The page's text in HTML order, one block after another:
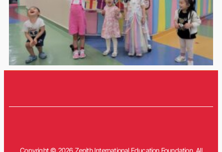
Copyright © 2026 Zenith International Education Foundation. All